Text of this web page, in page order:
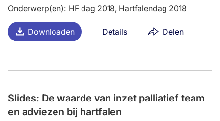
Downloaden Details Delen
Onderwerp(en): HF dag 2018, Hartfalendag 2018
Slides: De waarde van inzet palliatief team
en adviezen bij hartfalen